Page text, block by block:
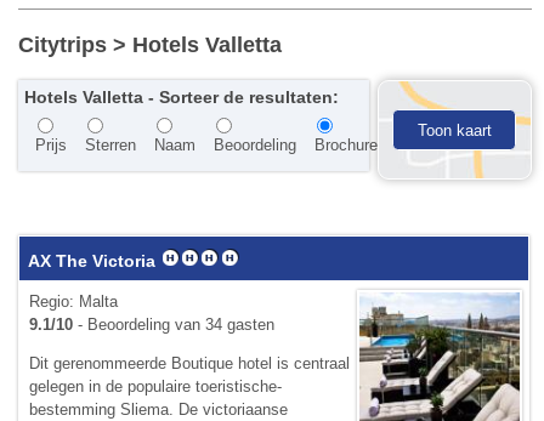
Citytrips> Hotels Valletta
Hotels Valletta - Sorteer de resultaten:
Prijs Sterren Naam Beoordeling Brochure
Toon kaart
AX The Victoria
Regio: Malta
9.1/10- Beoordeling van 34 gasten
Dit gerenommeerde Boutique hotel is centraal
gelegen in de populaire toeristische­
bestemming Sliema. De victoriaanse